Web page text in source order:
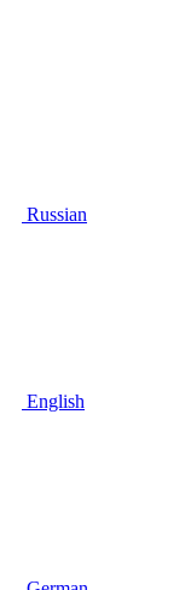
Russian
English